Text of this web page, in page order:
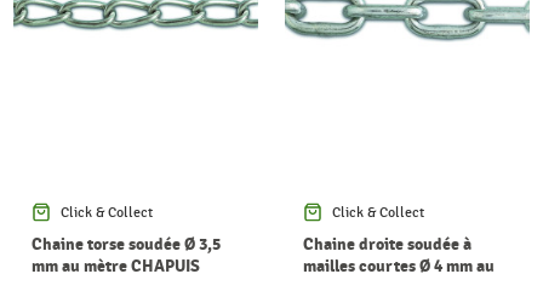
Click & Collect
Chaine torse soudée Ø 3,5
mm au mètre CHAPUIS
Click & Collect
Chaine droite soudée à
mailles courtes Ø 4 mm au